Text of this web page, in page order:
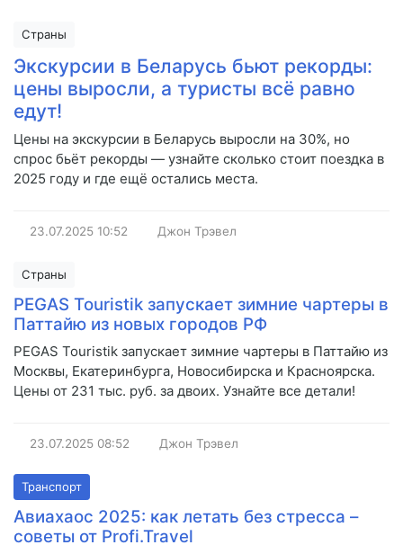
Страны
Экскурсии в Беларусь бьют рекорды:
цены выросли, а туристы всё равно
едут!
Цены на экскурсии в Беларусь выросли на 30%, но
спрос бьёт рекорды — узнайте сколько стоит поездка в
2025 году и где ещё остались места.
23.07.2025 10:52 Джон Трэвел
Страны
PEGAS Touristik запускает зимние чартеры в
Паттайю из новых городов РФ
PEGAS Touristik запускает зимние чартеры в Паттайю из
Москвы, Екатеринбурга, Новосибирска и Красноярска.
Цены от 231 тыс. руб. за двоих. Узнайте все детали!
23.07.2025 08:52 Джон Трэвел
Транспорт
Авиахаос 2025: как летать без стресса –
советы от Profi.Travel